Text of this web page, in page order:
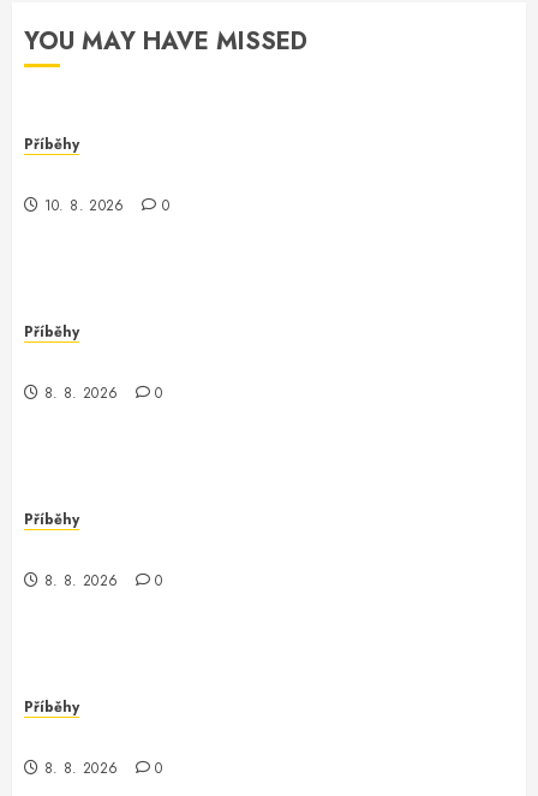
YOU MAY HAVE MISSED
Příběhy
10. 8. 2026 0
Příběhy
8. 8. 2026 0
Příběhy
8. 8. 2026 0
Příběhy
8. 8. 2026 0